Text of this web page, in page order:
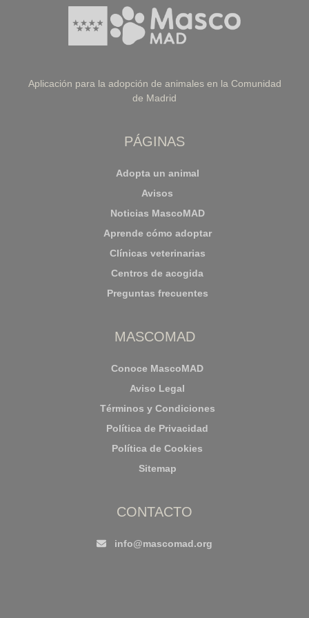
Aplicación para la adopción de animales en la Comunidad
de Madrid
PÁGINAS
Adopta un animal
Avisos
Noticias MascoMAD
Aprende cómo adoptar
Clínicas veterinarias
Centros de acogida
Preguntas frecuentes
MASCOMAD
Conoce MascoMAD
Aviso Legal
Términos y Condiciones
Política de Privacidad
Política de Cookies
Sitemap
CONTACTO
info@mascomad.org